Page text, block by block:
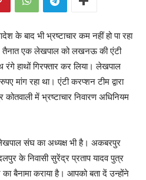
के बाद भी भ्रष्टाचार कम नहीं हो पा रहा
तैनात एक लेखपाल को लखनऊ की एंटी
हाथों गिरफ्तार कर लिया। लेखपाल
मांग रहा था। एंटी करप्शन टीम द्वारा
में भ्रष्टाचार निवारण अधिनियम
संघ का अध्यक्ष भी है। अकबरपुर
के निवासी सुरेंद्र प्रताप यादव पुत्र
बैनामा कराया है। आपको बता दें उन्होंने